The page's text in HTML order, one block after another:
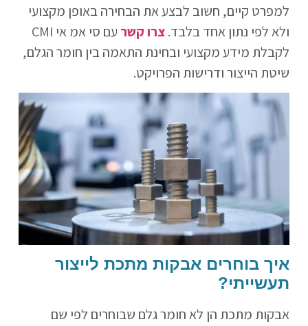
למפרט קיים, חשוב לבצע את הבחירה באופן מקצועי
ולא לפי נתון אחד בלבד.צרו קשר
עם סי אמ אי CMI
לקבלת מידע מקצועי ובחינת התאמה בין חומר הגלם,
שיטת הייצור ודרישות הפרויקט.
איך בוחרים אבקות מתכת לייצור
תעשייתי?
אבקות מתכת הן לא חומר גלם שבוחרים לפי שם